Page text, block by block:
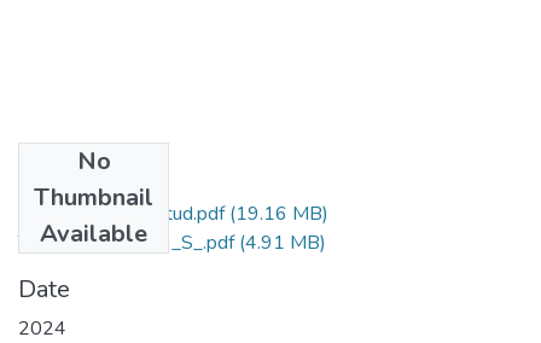
No
Thumbnail
Available
Grado de Similitud.pdf(19.16 MB)
T036_40909899_S_.pdf(4.91 MB)
Date
2024